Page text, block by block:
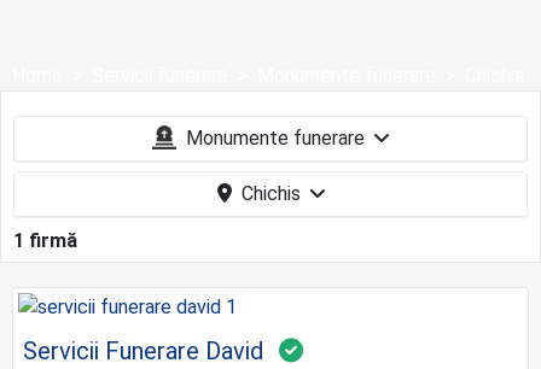
1 firmă
Servicii Funerare David